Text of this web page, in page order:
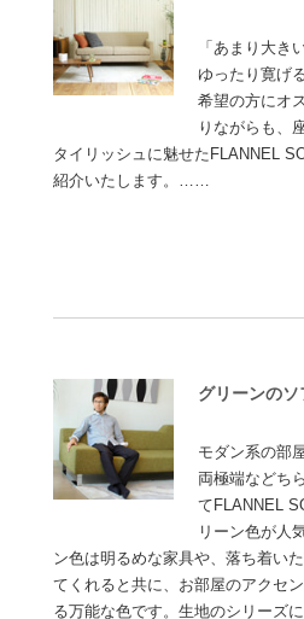
「あまり大き
ゆったり寛げ
希望の方にオ
りながらも、
タイリッシュに魅せたFLANNEL
紹介いたします。……
グリーンの
モダン系の部
両極端などち
てFLANNEL
リーン色が人
ン色は明るめな家具や、落ち着い
てくれると共に、お部屋のアクセ
る万能な色です。生地のシリーズ